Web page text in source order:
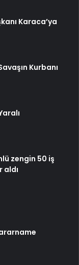
Karaca’ya
Kurbanı
zengin 50 iş
aldı